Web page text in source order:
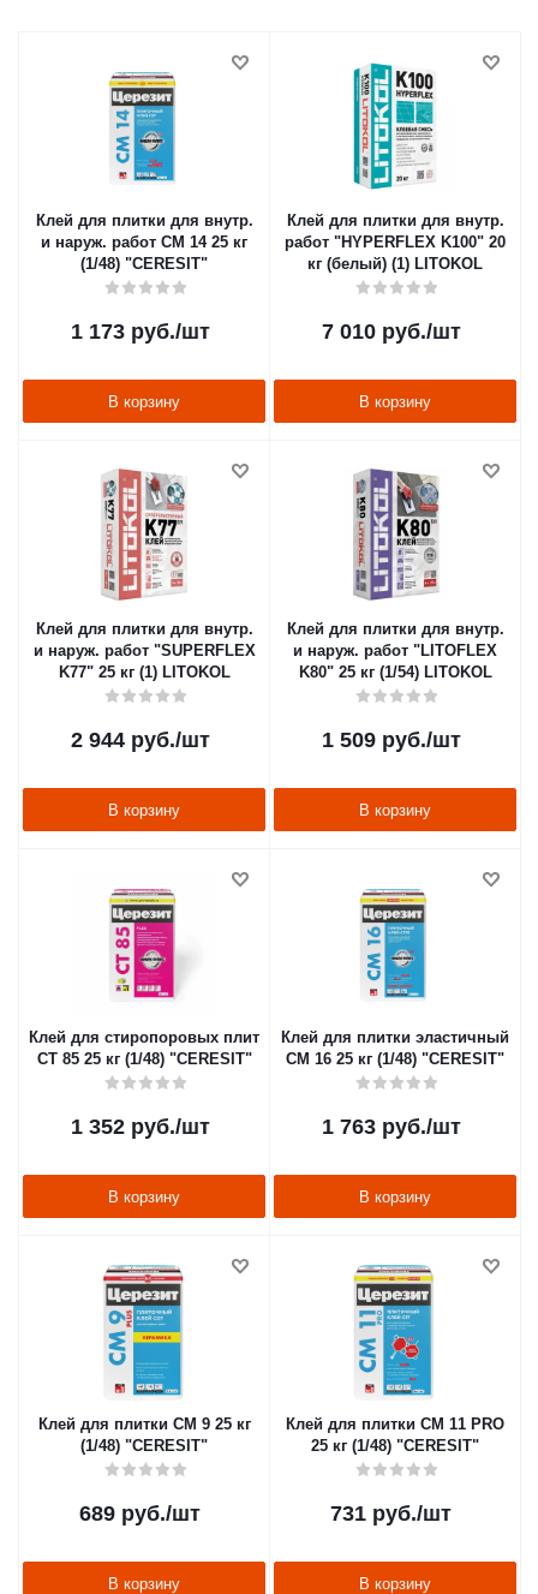
Клей для плитки для внутр.
и наруж. работ CM 14 25 кг
(1/48) "CERESIT"
1 173руб./шт
В корзину
Клей для плитки для внутр.
работ "HYPERFLEX K100" 20
кг (белый) (1) LITOKOL
7 010руб./шт
В корзину
Клей для плитки для внутр.
и наруж. работ "SUPERFLEX
K77" 25 кг (1) LITOKOL
2 944руб./шт
В корзину
Клей для плитки для внутр.
и наруж. работ "LITOFLEX
K80" 25 кг (1/54) LITOKOL
1 509руб./шт
В корзину
Клей для стиропоровых плит
CT 85 25 кг (1/48) "CERESIT"
1 352руб./шт
В корзину
Клей для плитки эластичный
CM 16 25 кг (1/48) "CERESIT"
1 763руб./шт
В корзину
Клей для плитки CM 9 25 кг
(1/48) "CERESIT"
689 руб./шт
В корзину
Клей для плитки CM 11 PRO
25 кг (1/48) "CERESIT"
731 руб./шт
В корзину